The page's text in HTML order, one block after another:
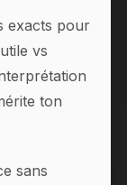
exacts pour
vs
ton
sans